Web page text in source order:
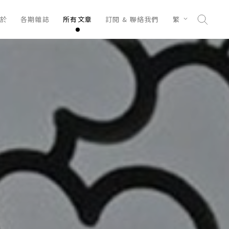
各期雜誌 所有文章 訂閱 & 聯絡我們 繁